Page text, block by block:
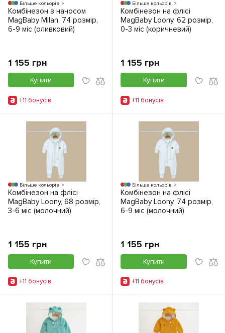
Більше кольорів
Комбінезон з начосом
MagBaby Milan, 74 розмір,
6-9 міс (оливковий)
1 155 грн
Купити
+11 бонусiв
Більше кольорів
Комбінезон на флісі
MagBaby Loony, 62 розмір,
0-3 міс (коричневий)
1 155 грн
Купити
+11 бонусiв
Більше кольорів
Комбінезон на флісі
MagBaby Loony, 68 розмір,
3-6 міс (молочний)
1 155 грн
Купити
+11 бонусiв
Більше кольорів
Комбінезон на флісі
MagBaby Loony, 74 розмір,
6-9 міс (молочний)
1 155 грн
Купити
+11 бонусiв